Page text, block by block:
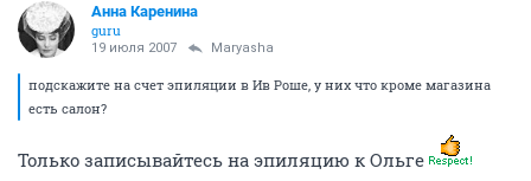
Анна Каренина
guru
19 июля 2007 Maryasha
подскажите на счет эпиляции в Ив Роше, у них что кроме магазина
есть салон?
Только записывайтесь на эпиляцию к Ольге